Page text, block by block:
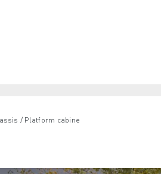
/ Platform cabine